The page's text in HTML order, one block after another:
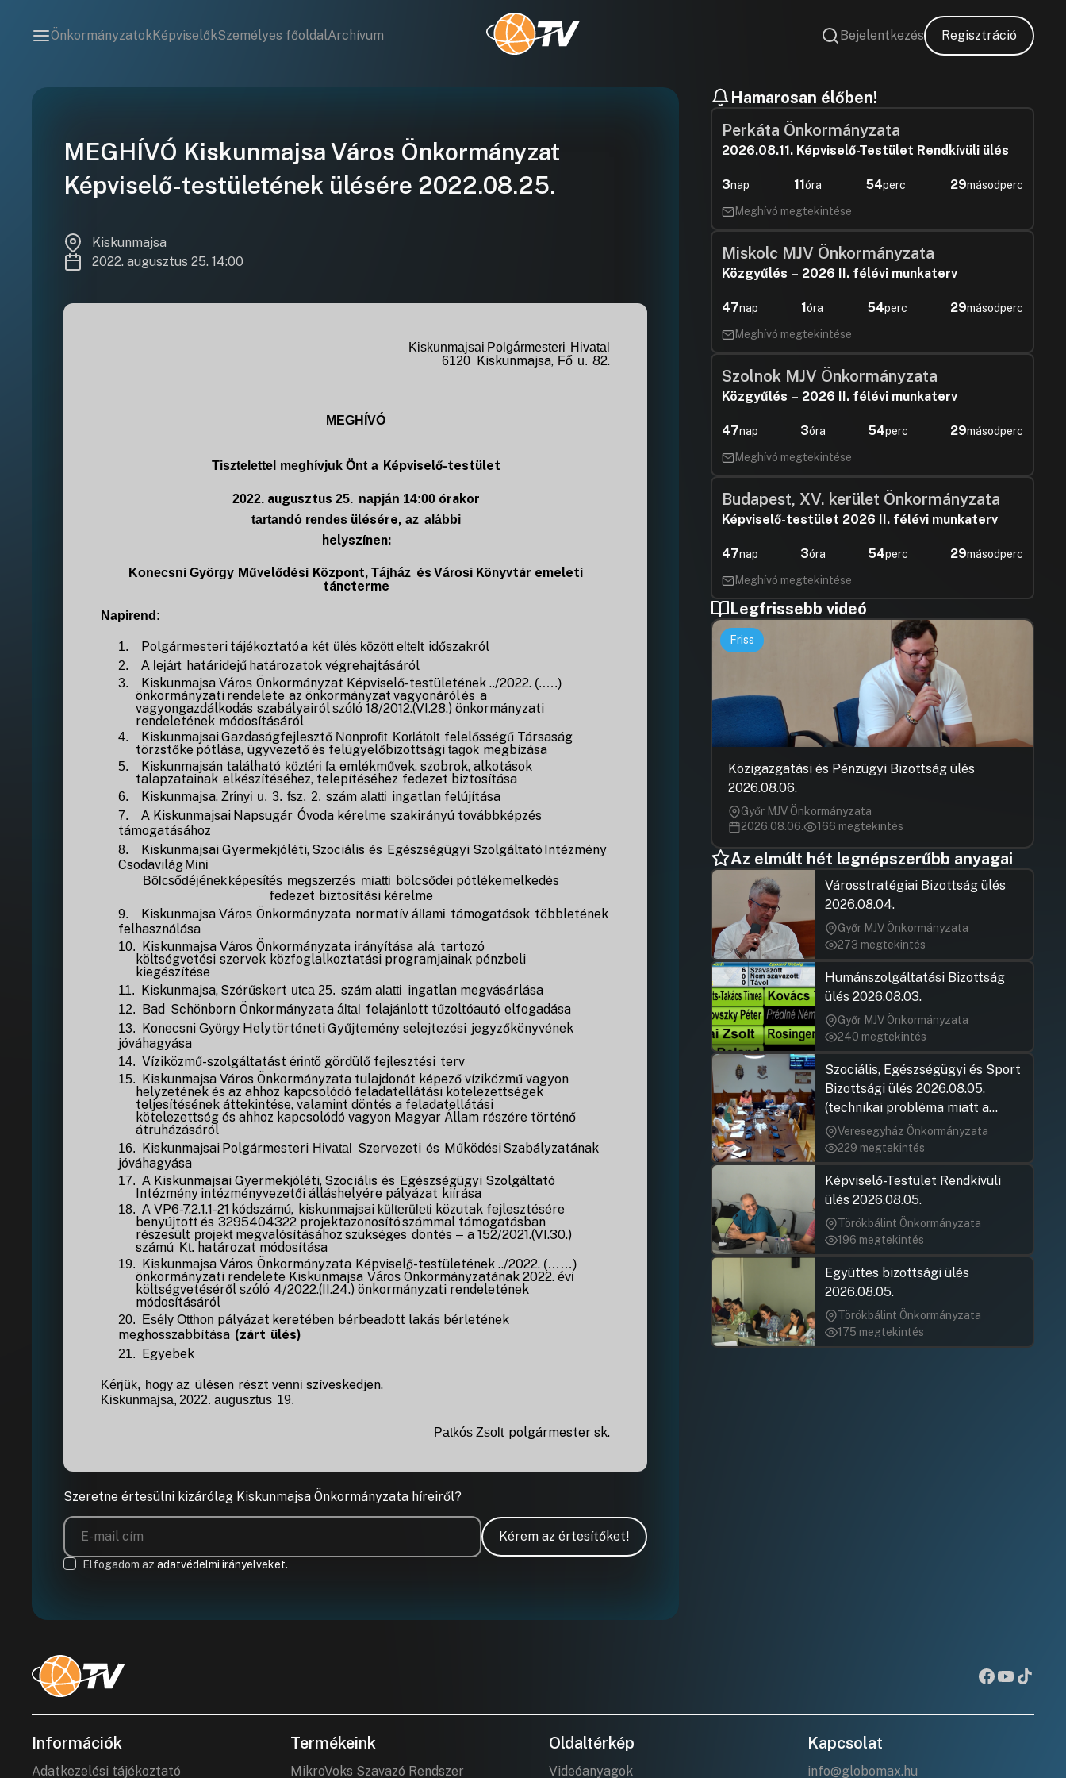
ÖnkormányzatokKépviselőkSzemélyes főoldalArchívum Bejelentkezés Regisztráció
MEGHÍVÓ Kiskunmajsa Város Önkormányzat
Képviselő-testületének ülésére 2022.08.25.
Kiskunmajsa
2022. augusztus 25. 14:00
Kiskunmajsai Polgármesteri Hivatal
6120
Kiskunmajsa, Fő u. 82.
MEGHÍVÓ
Tisztelettel meghívjuk Önt a Képviselő-testület
2022. augusztus 25. napján 14:00 órakor
tartandó rendes ülésére, az alábbi
helyszínen:
Konecsni György Művelődési Központ, Tájház és Városi Könyvtár emeleti
táncterme
Napirend:
1. Polgármesteri tájékoztatóa két ülés között eltelt időszakról
2. A lejárt határidejű határozatok végrehajtásáról
3. Kiskunmajsa Város Önkormányzat Képviselő-testületének ../2022. (.….)
önkormányzati rendelete azönkormányzat vagyonárólés a
vagyongazdálkodás szabályairólszóló18/2012.(VI.28.) önkormányzati
rendeletének módosításáról
4. KiskunmajsaiGazdaságfejlesztő Nonprofit Korlátolt felelősségű Társaság
törzstőke pótlása, ügyvezetőés felügyelőbizottsági tagok megbízása
5. Kiskunmajsán található köztéri fa emlékművek, szobrok, alkotások
talapzatainak elkészítéséhez, telepítéséhez fedezet biztosítása
6. Kiskunmajsa, Zrínyi u. 3. fsz. 2. szám alatti ingatlan felújítása
7. A Kiskunmajsai Napsugár Óvoda kérelme szakirányú továbbképzés
támogatásához
8. Kiskunmajsai Gyermekjóléti, Szociális és Egészségügyi SzolgáltatóIntézmény
Csodavilág Mini
Bölcsődéjének képesítés megszerzés miatti bölcsődei pótlékemelkedés
fedezet biztosítási kérelme
9. Kiskunmajsa Város Önkormányzata normatív állami támogatások többletének
felhasználása
10. Kiskunmajsa VárosÖnkormányzata irányítása alá tartozó
költségvetési szervek közfoglalkoztatási programjainak pénzbeli
kiegészítése
11. Kiskunmajsa, Szérűskert utca 25. szám alatti ingatlan megvásárlása
12. Bad Schönborn Önkormányzata által felajánlott tűzoltóautó elfogadása
13. Konecsni György HelytörténetiGyűjtemény selejtezési jegyzőkönyvének
jóváhagyása
14. Víziközmű-szolgáltatást érintő gördülő fejlesztési terv
15.
Kiskunmajsa Város Önkormányzata tulajdonát képező víziközmű vagyon
helyzetének és az ahhoz kapcsolódó feladatellátási kötelezettségek
teljesítésének áttekintése, valamint döntés a feladatellátási
kötelezettség és ahhoz kapcsolódó vagyon Magyar Állam részére történő
átruházásáról
16. Kiskunmajsai Polgármesteri Hivatal Szervezeti és MűködésiSzabályzatának
jóváhagyása
17. A Kiskunmajsai Gyermekjóléti, Szociális és Egészségügyi Szolgáltató
Intézmény intézményvezetői álláshelyére pályázat kiírása
18. A VP6-7.2.1.1-21 kódszámú, kiskunmajsai külterületi közutak fejlesztésére
benyújtott és 3295404322 projektazonosítószámmal támogatásban
részesült projekt megvalósításához szükséges döntés – a 152/2021.(VI.30.)
számú Kt. határozat módosítása
19. Kiskunmajsa Város Önkormányzata Képviselő-testületének ../2022. (……)
önkormányzati rendelete Kiskunmajsa Város Önkormányzatának 2022. évi
költségvetésérőlszóló 4/2022.(II.24.) önkormányzati rendeletének
módosításáról
20. Esély Otthon pályázat keretében bérbeadott lakás bérletének
meghosszabbítása (zárt ülés)
21. Egyebek
Kérjük, hogy az ülésen részt venni szíveskedjen.
Kiskunmajsa, 2022. augusztus 19.
Patkós Zsolt polgármester sk.
Szeretne értesülni kizárólag Kiskunmajsa Önkormányzata híreiről?
Kérem az értesítőket!
Elfogadom az adatvédelmi irányelveket.
Hamarosan élőben!
Perkáta Önkormányzata
2026.08.11. Képviselő-Testület Rendkívüli ülés
3nap 11óra 54perc 28másodperc
Meghívó megtekintése
Miskolc MJV Önkormányzata
Közgyűlés – 2026 II. félévi munkaterv
47nap 1óra 54perc 28másodperc
Meghívó megtekintése
Szolnok MJV Önkormányzata
Közgyűlés – 2026 II. félévi munkaterv
47nap 3óra 54perc 28másodperc
Meghívó megtekintése
Budapest, XV. kerület Önkormányzata
Képviselő-testület 2026 II. félévi munkaterv
47nap 3óra 54perc 28másodperc
Meghívó megtekintése
Legfrissebb videó
Friss
Közigazgatási és Pénzügyi Bizottság ülés
2026.08.06.
Győr MJV Önkormányzata
2026.08.06.
166 megtekintés
Az elmúlt hét legnépszerűbb anyagai
Városstratégiai Bizottság ülés
2026.08.04.
Győr MJV Önkormányzata
273 megtekintés
Humánszolgáltatási Bizottság
ülés 2026.08.03.
Győr MJV Önkormányzata
240 megtekintés
Szociális, Egészségügyi és Sport
Bizottsági ülés 2026.08.05.
(technikai probléma miatt a
jegyzőkönyv elfogadása nem
rögzült)
Veresegyház Önkormányzata
229 megtekintés
Képviselő-Testület Rendkívüli
ülés 2026.08.05.
Törökbálint Önkormányzata
196 megtekintés
Együttes bizottsági ülés
2026.08.05.
Törökbálint Önkormányzata
175 megtekintés
Információk
Adatkezelési tájékoztató
Termékeink
MikroVoks Szavazó Rendszer
Oldaltérkép
Videóanyagok
Kapcsolat
info@globomax.hu